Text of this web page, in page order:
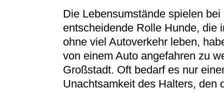
Die Lebensumstände spielen
entscheidende Rolle Hunde, die
ohne viel Autoverkehr leben,
von einem Auto angefahren zu
Großstadt. Oft bedarf es nur
Unachtsamkeit des Halters, den